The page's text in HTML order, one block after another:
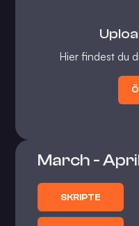
Hier findest du
March -
SKRIPTE